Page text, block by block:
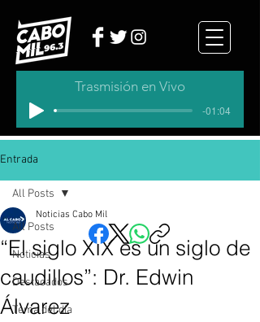
Trasmisión en Vivo
-01:04
Entrada
All Posts
Noticias
Destacados
Tema del dia
All Posts
“El siglo XIX es un siglo de
caudillos”: Dr. Edwin
Álvarez
Noticias Cabo Mil